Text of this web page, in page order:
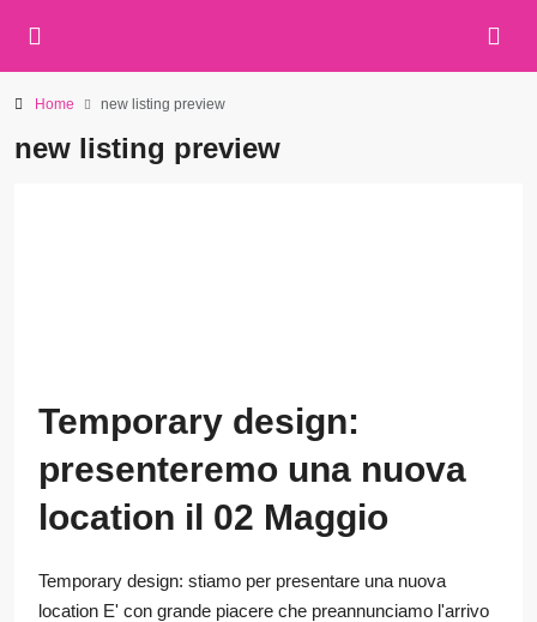
Home new listing preview
new listing preview
Temporary design:
presenteremo una nuova
location il 02 Maggio
Temporary design: stiamo per presentare una nuova
location E' con grande piacere che preannunciamo l'arrivo